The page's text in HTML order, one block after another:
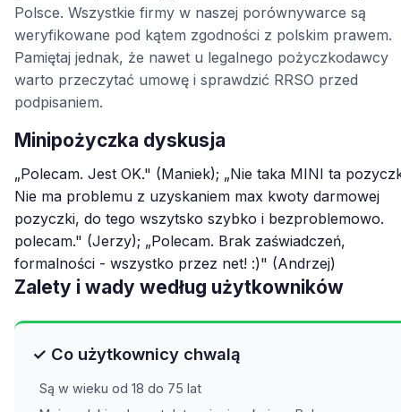
Polsce. Wszystkie firmy w naszej porównywarce są
weryfikowane pod kątem zgodności z polskim prawem.
Pamiętaj jednak, że nawet u legalnego pożyczkodawcy
warto przeczytać umowę i sprawdzić RRSO przed
podpisaniem.
Minipożyczka dyskusja
„Polecam. Jest OK." (Maniek); „Nie taka MINI ta
Nie ma problemu z uzyskaniem max kwoty darmowej
pozyczki, do tego wszytsko szybko i bezproblemowo.
polecam." (Jerzy); „Polecam. Brak zaświadczeń,
formalności - wszystko przez net! :)" (Andrzej)
Zalety i wady według użytkowników
✓ Co użytkownicy chwalą
Są w wieku od 18 do 75 lat